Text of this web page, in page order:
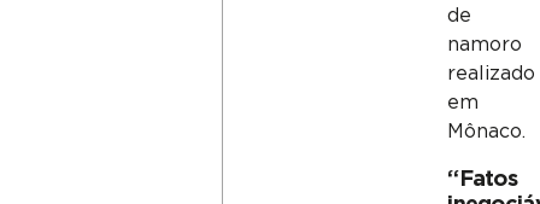
de
namoro
realizado
em
Mônaco.
“Fatos